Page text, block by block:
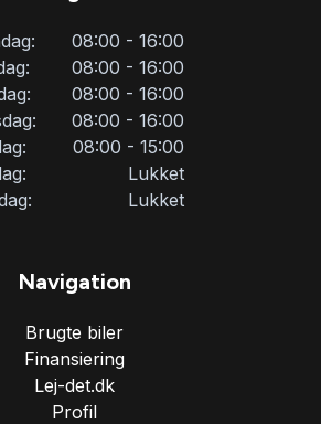
08:00 - 16:00
08:00 - 16:00
08:00 - 16:00
08:00 - 16:00
08:00 - 15:00
Lukket
Lukket
Navigation
Brugte biler
Finansiering
Lej-det.dk
Profil